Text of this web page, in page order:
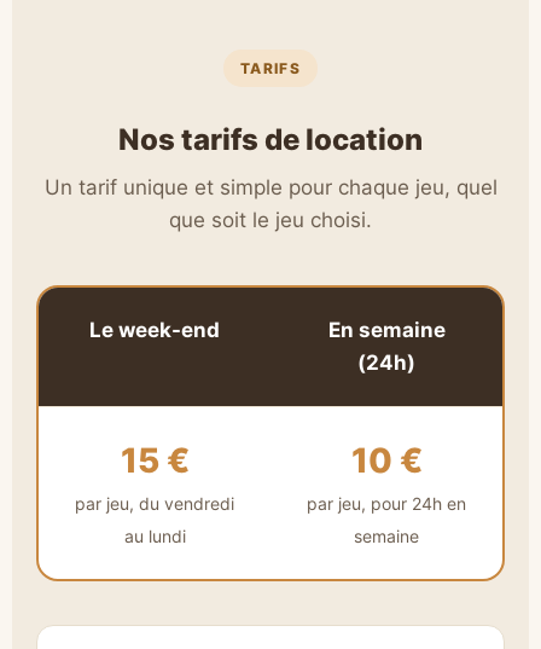
TARIFS
Nos tarifs de location
Un tarif unique et simple pour chaque jeu, quel
que soit le jeu choisi.
Le week-end
En semaine
(24h)
15 €
par jeu, du vendredi
au lundi
10 €
par jeu, pour 24h en
semaine